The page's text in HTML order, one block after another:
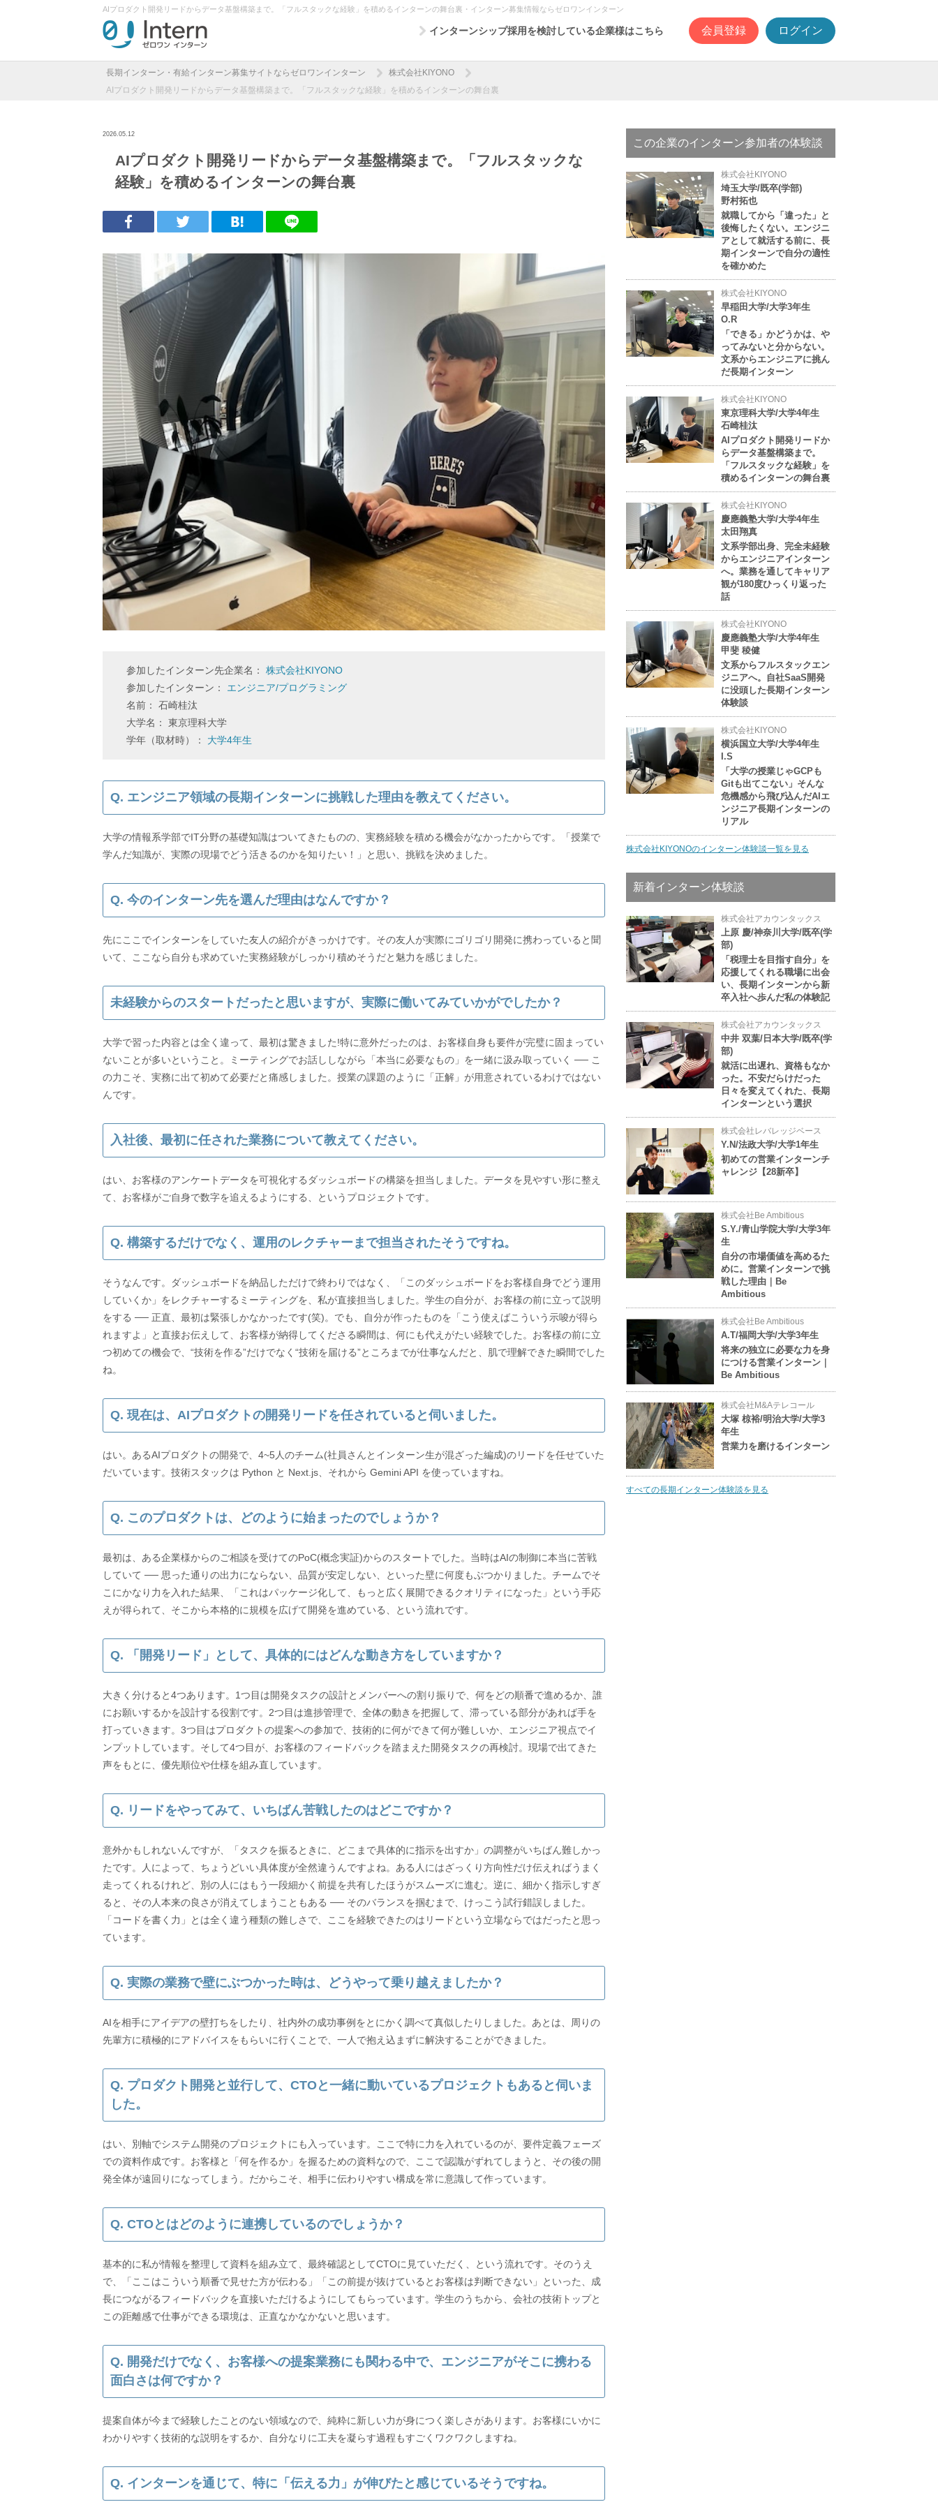
AIプロダクト開発リードからデータ基盤構築まで。「フルスタックな経験」を積めるインターンの舞台裏・インターン募集情報ならゼロワンインターン
インターンシップ採用を検討している企業様はこちら 会員登録 ログイン
長期インターン・有給インターン募集サイトならゼロワンインターン
株式会社KIYONO
AIプロダクト開発リードからデータ基盤構築まで。「フルスタックな経験」を積めるインターンの舞台裏
2026.05.12
AIプロダクト開発リードからデータ基盤構築まで。「フルスタックな
経験」を積めるインターンの舞台裏
参加したインターン先企業名： 株式会社KIYONO
参加したインターン： エンジニア/プログラミング
名前： 石崎桂汰
大学名： 東京理科大学
学年（取材時）： 大学4年生
Q. エンジニア領域の長期インターンに挑戦した理由を教えてください。
大学の情報系学部でIT分野の基礎知識はついてきたものの、実務経験を積める機会がなかったからです。「授業で
Q. 今のインターン先を選んだ理由はなんですか？
先にここでインターンをしていた友人の紹介がきっかけです。その友人が実際にゴリゴリ開発に携わっていると聞
いて、ここなら自分も求めていた実務経験がしっかり積めそうだと魅力を感じました。
未経験からのスタートだったと思いますが、実際に働いてみていかがでしたか？
大学で習った内容とは全く違って、最初は驚きました!特に意外だったのは、お客様自身も要件が完璧に固まってい
ないことが多いということ。ミーティングでお話ししながら「本当に必要なもの」を一緒に汲み取っていく ── こ
の力こそ、実務に出て初めて必要だと痛感しました。授業の課題のように「正解」が用意されているわけではない
んです。
入社後、最初に任された業務について教えてください。
はい、お客様のアンケートデータを可視化するダッシュボードの構築を担当しました。データを見やすい形に整え
Q. 構築するだけでなく、運用のレクチャーまで担当されたそうですね。
そうなんです。ダッシュボードを納品しただけで終わりではなく、「このダッシュボードをお客様自身でどう運用
していくか」をレクチャーするミーティングを、私が直接担当しました。学生の自分が、お客様の前に立って説明
をする ── 正直、最初は緊張しかなかったです(笑)。でも、自分が作ったものを「こう使えばこういう示唆が得ら
れますよ」と直接お伝えして、お客様が納得してくださる瞬間は、何にも代えがたい経験でした。お客様の前に立
つ初めての機会で、“技術を作る”だけでなく“技術を届ける”ところまでが仕事なんだと、肌で理解できた瞬間でした
Q. 現在は、AIプロダクトの開発リードを任されていると伺いました。
はい。あるAIプロダクトの開発で、4~5人のチーム(社員さんとインターン生が混ざった編成)のリードを任せていた
Q. このプロダクトは、どのように始まったのでしょうか？
最初は、ある企業様からのご相談を受けてのPoC(概念実証)からのスタートでした。当時はAIの制御に本当に苦戦
していて ── 思った通りの出力にならない、品質が安定しない、といった壁に何度もぶつかりました。チームでそ
こにかなり力を入れた結果、「これはパッケージ化して、もっと広く展開できるクオリティになった」という手応
えが得られて、そこから本格的に規模を広げて開発を進めている、という流れです。
Q. 「開発リード」として、具体的にはどんな動き方をしていますか？
大きく分けると4つあります。1つ目は開発タスクの設計とメンバーへの割り振りで、何をどの順番で進めるか、誰
にお願いするかを設計する役割です。2つ目は進捗管理で、全体の動きを把握して、滞っている部分があれば手を
打っていきます。3つ目はプロダクトの提案への参加で、技術的に何ができて何が難しいか、エンジニア視点でイ
ンプットしています。そして4つ目が、お客様のフィードバックを踏まえた開発タスクの再検討。現場で出てきた
Q. リードをやってみて、いちばん苦戦したのはどこですか？
意外かもしれないんですが、「タスクを振るときに、どこまで具体的に指示を出すか」の調整がいちばん難しかっ
たです。人によって、ちょうどいい具体度が全然違うんですよね。ある人にはざっくり方向性だけ伝えればうまく
走ってくれるけれど、別の人にはもう一段細かく前提を共有したほうがスムーズに進む。逆に、細かく指示しすぎ
ると、その人本来の良さが消えてしまうこともある ── そのバランスを掴むまで、けっこう試行錯誤しました。
「コードを書く力」とは全く違う種類の難しさで、ここを経験できたのはリードという立場ならではだったと思っ
Q. 実際の業務で壁にぶつかった時は、どうやって乗り越えましたか？
AIを相手にアイデアの壁打ちをしたり、社内外の成功事例をとにかく調べて真似したりしました。あとは、周りの
先輩方に積極的にアドバイスをもらいに行くことで、一人で抱え込まずに解決することができました。
Q. プロダクト開発と並行して、CTOと一緒に動いているプロジェクトもあると伺いま
した。
はい、別軸でシステム開発のプロジェクトにも入っています。ここで特に力を入れているのが、要件定義フェーズ
での資料作成です。お客様と「何を作るか」を握るための資料なので、ここで認識がずれてしまうと、その後の開
Q. CTOとはどのように連携しているのでしょうか？
基本的に私が情報を整理して資料を組み立て、最終確認としてCTOに見ていただく、という流れです。そのうえ
で、「ここはこういう順番で見せた方が伝わる」「この前提が抜けているとお客様は判断できない」といった、成
長につながるフィードバックを直接いただけるようにしてもらっています。学生のうちから、会社の技術トップと
Q. 開発だけでなく、お客様への提案業務にも関わる中で、エンジニアがそこに携わる
面白さは何ですか？
提案自体が今まで経験したことのない領域なので、純粋に新しい力が身につく楽しさがあります。お客様にいかに
わかりやすく技術的な説明をするか、自分なりに工夫を凝らす過程もすごくワクワクしますね。
Q. インターンを通じて、特に「伝える力」が伸びたと感じているそうですね。
この企業のインターン参加者の体験談
株式会社KIYONO
埼玉大学/既卒(学部)
野村拓也
就職してから「違った」と
後悔したくない。エンジニ
アとして就活する前に、長
期インターンで自分の適性
を確かめた
株式会社KIYONO
早稲田大学/大学3年生
O.R
「できる」かどうかは、や
ってみないと分からない。
文系からエンジニアに挑ん
だ長期インターン
株式会社KIYONO
東京理科大学/大学4年生
石崎桂汰
AIプロダクト開発リードか
らデータ基盤構築まで。
「フルスタックな経験」を
積めるインターンの舞台裏
株式会社KIYONO
慶應義塾大学/大学4年生
太田翔真
文系学部出身、完全未経験
からエンジニアインターン
へ。業務を通してキャリア
観が180度ひっくり返った
話
株式会社KIYONO
慶應義塾大学/大学4年生
甲斐 稜健
文系からフルスタックエン
ジニアへ。自社SaaS開発
に没頭した長期インターン
体験談
株式会社KIYONO
横浜国立大学/大学4年生
I.S
「大学の授業じゃGCPも
Gitも出てこない」そんな
危機感から飛び込んだAIエ
ンジニア長期インターンの
リアル
株式会社KIYONOのインターン体験談一覧を見る
新着インターン体験談
株式会社アカウンタックス
上原 慶/神奈川大学/既卒(学
部)
「税理士を目指す自分」を
応援してくれる職場に出会
い、長期インターンから新
卒入社へ歩んだ私の体験記
株式会社アカウンタックス
中井 双葉/日本大学/既卒(学
部)
就活に出遅れ、資格もなか
った。不安だらけだった
日々を変えてくれた、長期
インターンという選択
株式会社レバレッジベース
Y.N/法政大学/大学1年生
初めての営業インターンチ
ャレンジ【28新卒】
株式会社Be Ambitious
S.Y./青山学院大学/大学3年
生
自分の市場価値を高めるた
めに。営業インターンで挑
戦した理由｜Be
Ambitious
株式会社Be Ambitious
A.T/福岡大学/大学3年生
将来の独立に必要な力を身
につける営業インターン｜
Be Ambitious
株式会社M&Aテレコール
大塚 椋裕/明治大学/大学3
年生
営業力を磨けるインターン
すべての長期インターン体験談を見る